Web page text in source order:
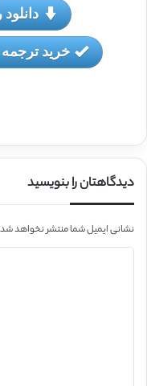
خرید
دیدگاهتان را بنویسید
نشانی ایمیل شما منتشر نخواهد